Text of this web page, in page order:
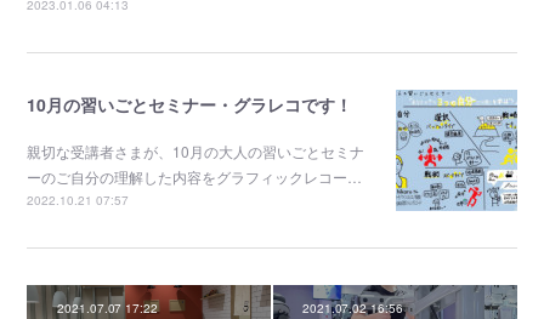
2023.01.06 04:13
10月の習いごとセミナー・グラレコです！
親切な受講者さまが、10月の大人の習いごとセミナ
ーのご自分の理解した内容をグラフィックレコー…
2022.10.21 07:57
2021.07.07 17:22 2021.07.02 16:56